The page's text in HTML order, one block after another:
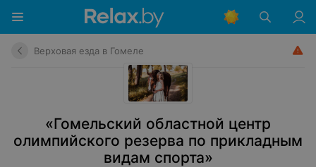
Верховая езда в Гомеле
«Гомельский областной центр
олимпийского резерва по прикладным
видам спорта»